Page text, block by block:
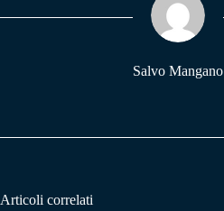
pp m
Salvo Mangano
Articoli correlati